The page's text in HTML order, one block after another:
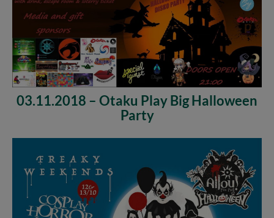
03.11.2018 – Otaku Play Big Halloween
Party